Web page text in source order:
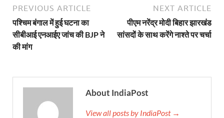
Vande Bharat Express Train: वंदे भारत जैसी सेमी-हाई
PREVIOUS ARTICLE
पश्चिम बंगाल में हुई घटना का
सीबीआई एनआईए जांच की BJP ने
की मांग
NEXT ARTICLE
पीएम नरेंद्र मोदी बिहार झारखंड
सांसदों के साथ करेंगे नाश्ते पर चर्चा
About IndiaPost
View all posts by IndiaPost →